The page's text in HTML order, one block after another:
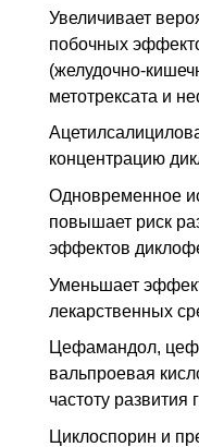
Увеличивает
побочных
(желудочно-
метотрексата и
концентрацию
Одновременное
повышает риск
эффектов
Уменьшает
лекарственных
Цефамандол,
вальпроевая
частоту
Циклоспорин и